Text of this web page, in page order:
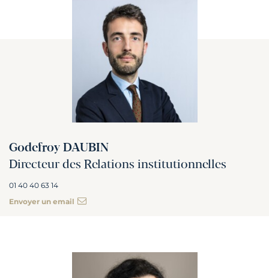
Godefroy DAUBIN
Directeur des Relations institutionnelles
01 40 40 63 14
Envoyer un email